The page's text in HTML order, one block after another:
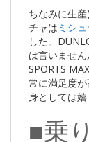
ちなみに生
チャは ミシ
した。
は言いませ
SPORTS
常に満足度
身としては嬉
■乗